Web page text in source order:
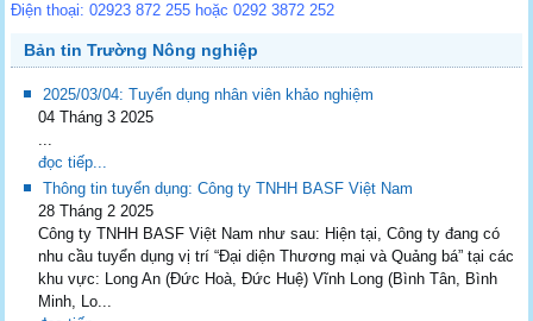
Điện thoại: 02923 872 255 hoặc 0292 3872 252
Bản tin Trường Nông nghiệp
2025/03/04: Tuyển dụng nhân viên khảo nghiệm
04 Tháng 3 2025
...
đọc tiếp...
Thông tin tuyển dụng: Công ty TNHH BASF Việt Nam
28 Tháng 2 2025
Công ty TNHH BASF Việt Nam như sau: Hiện tại, Công ty đang có
nhu cầu tuyển dụng vị trí “Đại diện Thương mại và Quảng bá” tại các
khu vực: Long An (Đức Hoà, Đức Huệ) Vĩnh Long (Bình Tân, Bình
Minh, Lo...